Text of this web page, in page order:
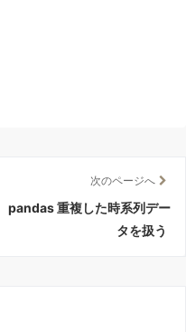
次のページへ
pandas 重複した時系列デー
タを扱う